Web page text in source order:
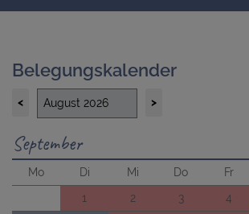
Belegungskalender
< >
September
Mo Di Mi Do Fr
1
2 3 4